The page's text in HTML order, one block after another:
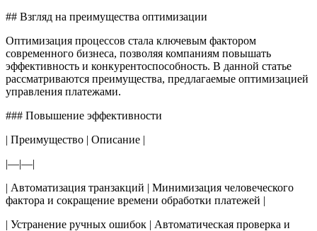
## Взгляд на преимущества оптимизации
Оптимизация процессов стала ключевым фактором
современного бизнеса, позволяя компаниям повышать
эффективность и конкурентоспособность. В данной статье
рассматриваются преимущества, предлагаемые оптимизацией
управления платежами.
### Повышение эффективности
| Преимущество | Описание |
|—|—|
| Автоматизация транзакций | Минимизация человеческого
фактора и сокращение времени обработки платежей |
| Устранение ручных ошибок | Автоматическая проверка и